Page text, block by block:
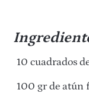
10 cuadrados
100 gr de atún